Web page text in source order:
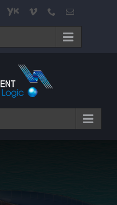
Pinterest
Youku Vimeo Phone电